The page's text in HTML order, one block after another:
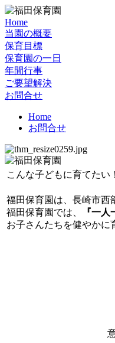
Home
当園の概要
保育目標
保育園の一日
年間行事
ご要望解決
お問合せ
Home
お問合せ
こんな子どもに育てたい！
福田保育園は、長崎市西
福田保育園では、
『一
お子さんたちを健やかに